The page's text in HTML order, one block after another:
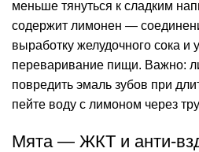
меньше тянуться к сладким
содержит лимонен —
выработку желудочного сока и
переваривание пищи. Важно:
повредить эмаль зубов при
пейте воду с лимоном через
Мята — ЖКТ и анти-